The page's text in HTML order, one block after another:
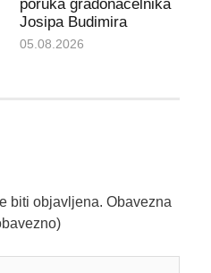
poruka gradonačelnika
Josipa Budimira
05.08.2026
biti objavljena. Obavezna